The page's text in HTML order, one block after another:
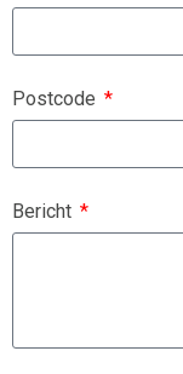
Postcode
Bericht